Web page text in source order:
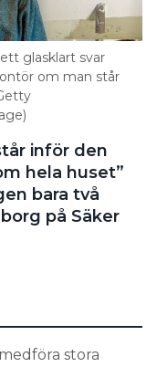
glasklart svar
om man står
inför den
hela huset”
bara två
på Säker
stora